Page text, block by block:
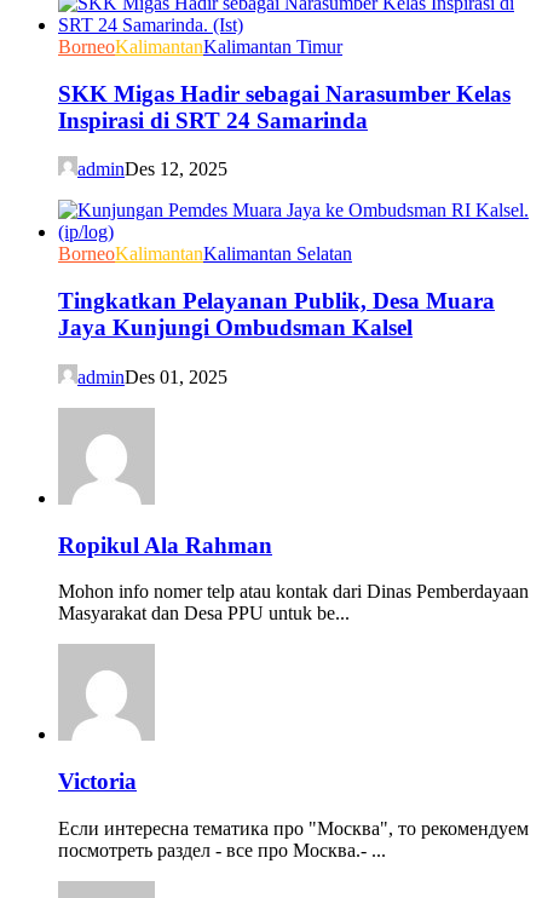
BorneoKalimantanKalimantan Timur
SKK Migas Hadir sebagai Narasumber Kelas
Inspirasi di SRT 24 Samarinda
adminDes 12, 2025
BorneoKalimantanKalimantan Selatan
Tingkatkan Pelayanan Publik, Desa Muara
Jaya Kunjungi Ombudsman Kalsel
adminDes 01, 2025
Ropikul Ala Rahman
Mohon info nomer telp atau kontak dari Dinas Pemberdayaan
Masyarakat dan Desa PPU untuk be...
Victoria
Если интересна тематика про "Москва", то рекомендуем
посмотреть раздел - все про Москва.- ...